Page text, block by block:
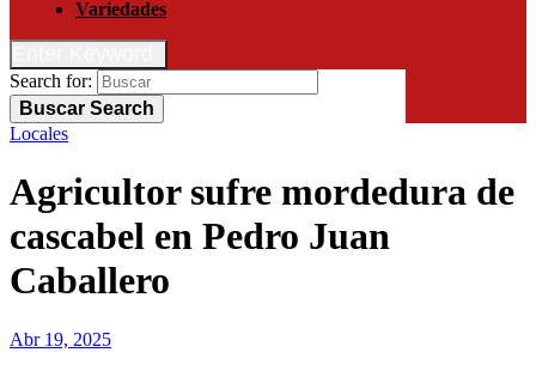
Variedades
Search for:
Buscar Search
Locales
Agricultor sufre mordedura de
cascabel en Pedro Juan
Caballero
Abr 19, 2025